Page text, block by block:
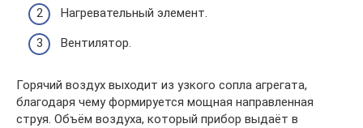
Нагревательный элемент.
Вентилятор.
Горячий воздух выходит из узкого сопла агрегата,
благодаря чему формируется мощная направленная
струя. Объём воздуха, который прибор выдаёт в